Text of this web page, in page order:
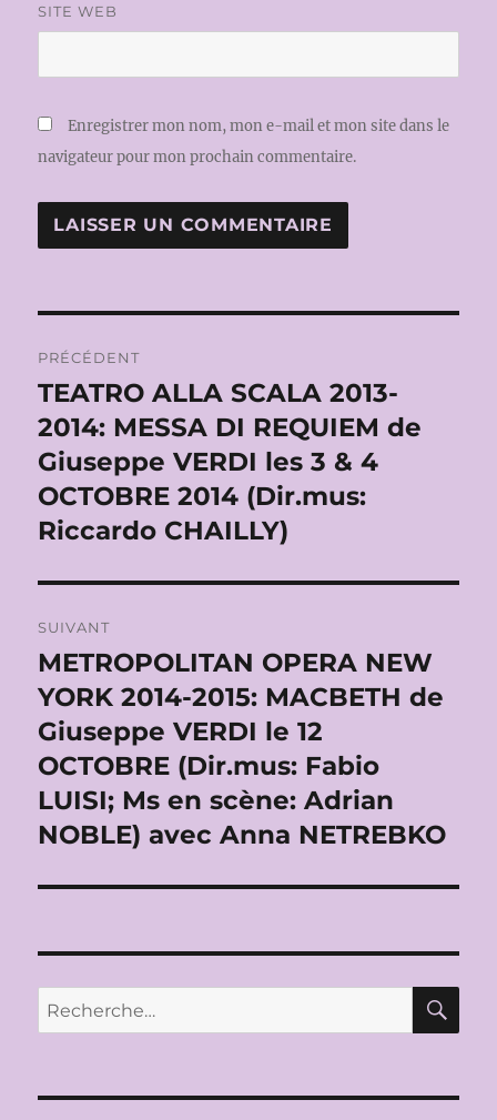
SITE WEB
Enregistrer mon nom, mon e-mail et mon site dans le
navigateur pour mon prochain commentaire.
de
l’article
PRÉCÉDENT
Publication
précédente :
TEATRO ALLA SCALA 2013-
2014: MESSA DI REQUIEM de
Giuseppe VERDI les 3 & 4
OCTOBRE 2014 (Dir.mus:
Riccardo CHAILLY)
SUIVANT
Publication
suivante :
METROPOLITAN OPERA NEW
YORK 2014-2015: MACBETH de
Giuseppe VERDI le 12
OCTOBRE (Dir.mus: Fabio
LUISI; Ms en scène: Adrian
NOBLE) avec Anna NETREBKO
Recherche
pour :